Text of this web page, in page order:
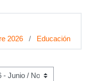
2026
Educación